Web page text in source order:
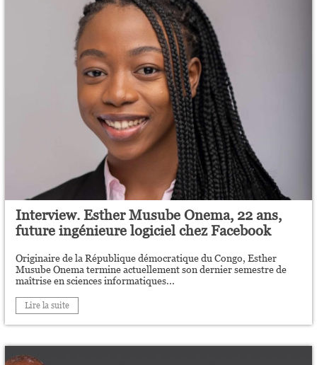
Interview. Esther Musube Onema, 22 ans,
future ingénieure logiciel chez Facebook
Originaire de la République démocratique du Congo, Esther
Musube Onema termine actuellement son dernier semestre de
maîtrise en sciences informatiques...
Lire la suite